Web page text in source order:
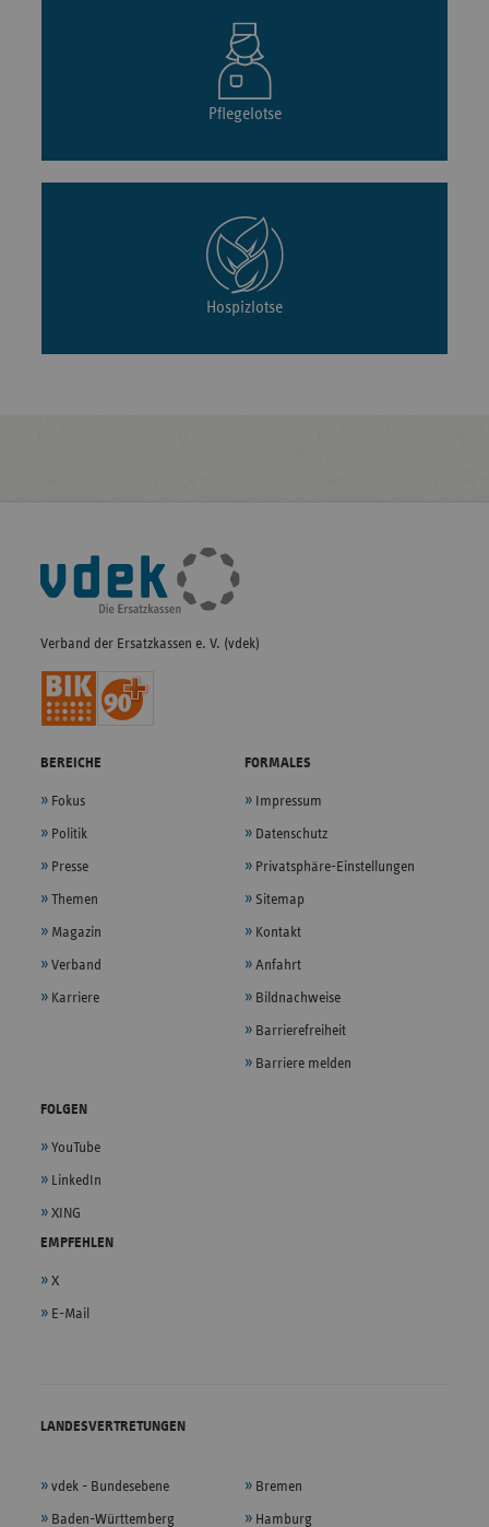
Pflegelotse
Hospizlotse
Fußleisten-
Navigation
Verband der Ersatzkassen e. V. (vdek)
BEREICHE
Fokus
Politik
Presse
Themen
Magazin
Verband
Karriere
FORMALES
Impressum
Datenschutz
Privatsphäre-Einstellungen
Sitemap
Kontakt
Anfahrt
Bildnachweise
Barrierefreiheit
Barriere melden
FOLGEN
YouTube
LinkedIn
XING
EMPFEHLEN
X
E-Mail
LANDESVERTRETUNGEN
vdek - Bundesebene
Baden-Württemberg
Bremen
Hamburg